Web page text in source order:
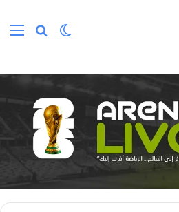
بحث عن
الوضع المظلم